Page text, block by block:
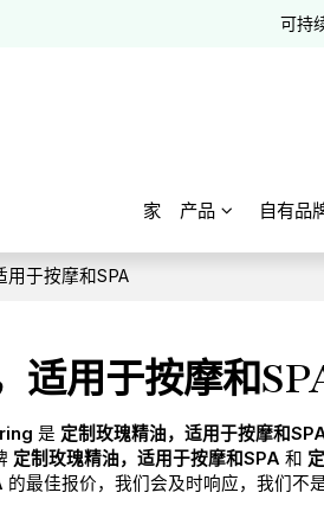
可持
家 产品 自有品
用于按摩和SPA
适用于按摩和
是 定制玫瑰精油，适用于按摩和
定制玫瑰精油，适用于按摩和SPA 和
的最佳报价，我们会及时响应，我们不